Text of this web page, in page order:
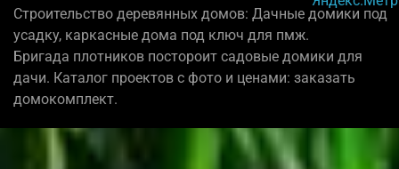
Строительство деревянных домов: Дачные домики под
усадку, каркасные дома под ключ для пмж.
Бригада плотников постороит садовые домики для
дачи. Каталог проектов с фото и ценами: заказать
домокомплект.